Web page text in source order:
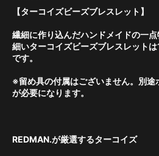
【ターコイズビーズブレスレット】
繊細に作り込んだハンドメイドの一
細いターコイズビーズブレスレット
です。
※留め具の付属はございません。別途
が必要になります。
REDMAN.が厳選するターコイズ